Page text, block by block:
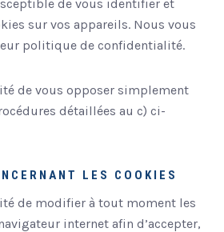
de vous identifier et
sur vos appareils. Nous vous
politique de confidentialité.
de vous opposer simplement
détaillées au c) ci-
LES COOKIES
de modifier à tout moment les
internet afin d’accepter,